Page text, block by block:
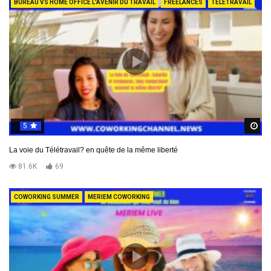
BUREAU VS HOME OFFICE L'AVENIR DU TRAVAIL FREELANCES TELETRAVAIL
5
La voie du Télétravail? en quête de la même liberté
81.6K
69
COWORKING SUMMER MERIEM COWORKING